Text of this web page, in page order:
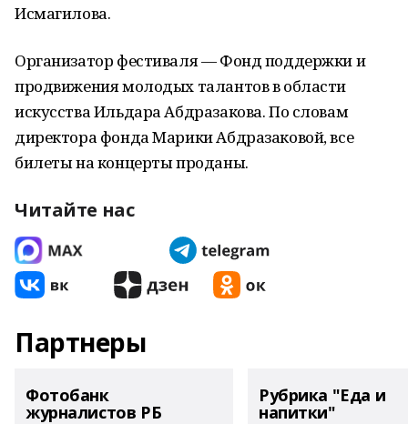
Исмагилова.
Организатор фестиваля — Фонд поддержки и
продвижения молодых талантов в области
искусства Ильдара Абдразакова. По словам
директора фонда Марики Абдразаковой, все
билеты на концерты проданы.
Читайте нас
Партнеры
Фотобанк
журналистов РБ
Рубрика "Еда и
напитки"